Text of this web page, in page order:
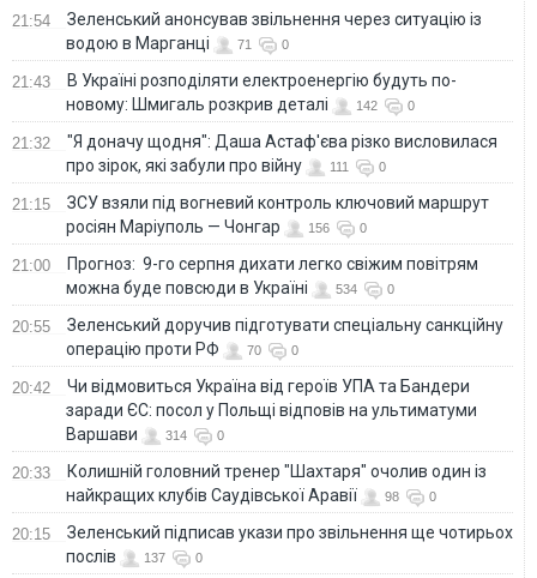
21:54
Зеленський анонсував звільнення через ситуацію із
водою в Марганці
71 0
21:43
В Україні розподіляти електроенергію будуть по-
новому: Шмигаль розкрив деталі
142 0
21:32
"Я доначу щодня": Даша Астаф'єва різко висловилася
про зірок, які забули про війну
111 0
21:15
ЗСУ взяли під вогневий контроль ключовий маршрут
росіян Маріуполь — Чонгар
156 0
21:00
Прогноз: 9-го серпня дихати легко свіжим повітрям
можна буде повсюди в Україні
534 0
20:55
Зеленський доручив підготувати спеціальну санкційну
операцію проти РФ
70 0
20:42
Чи відмовиться Україна від героїв УПА та Бандери
заради ЄС: посол у Польщі відповів на ультиматуми
Варшави
314 0
20:33
Колишній головний тренер "Шахтаря" очолив один із
найкращих клубів Саудівської Аравії
98 0
20:15
Зеленський підписав укази про звільнення ще чотирьох
послів
137 0